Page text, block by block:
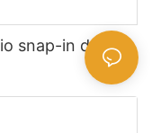
snap-in de alta